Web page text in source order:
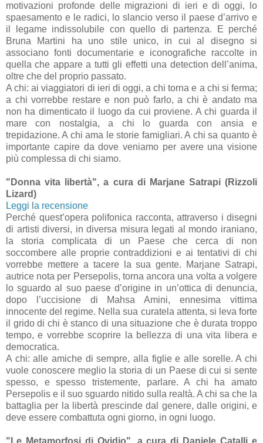
motivazioni profonde delle migrazioni di ieri e di oggi, lo
spaesamento e le radici, lo slancio verso il paese d’arrivo e
il legame indissolubile con quello di partenza. E perché
Bruna Martini ha uno stile unico, in cui al disegno si
associano fonti documentarie e iconografiche raccolte in
quella che appare a tutti gli effetti una detection dell’anima,
oltre che del proprio passato.
A chi: ai viaggiatori di ieri di oggi, a chi torna e a chi si ferma;
a chi vorrebbe restare e non può farlo, a chi è andato ma
non ha dimenticato il luogo da cui proviene. A chi guarda il
mare con nostalgia, a chi lo guarda con ansia e
trepidazione. A chi ama le storie famigliari. A chi sa quanto è
importante capire da dove veniamo per avere una visione
più complessa di chi siamo.
"Donna vita libertà", a cura di Marjane Satrapi (Rizzoli
Lizard)
Leggi la recensione
Perché quest’opera polifonica racconta, attraverso i disegni
di artisti diversi, in diversa misura legati al mondo iraniano,
la storia complicata di un Paese che cerca di non
soccombere alle proprie contraddizioni e ai tentativi di chi
vorrebbe mettere a tacere la sua gente. Marjane Satrapi,
autrice nota per Persepolis, torna ancora una volta a volgere
lo sguardo al suo paese d’origine in un’ottica di denuncia,
dopo l’uccisione di Mahsa Amini, ennesima vittima
innocente del regime. Nella sua curatela attenta, si leva forte
il grido di chi è stanco di una situazione che è durata troppo
tempo, e vorrebbe scoprire la bellezza di una vita libera e
democratica.
A chi: alle amiche di sempre, alla figlie e alle sorelle. A chi
vuole conoscere meglio la storia di un Paese di cui si sente
spesso, e spesso tristemente, parlare. A chi ha amato
Persepolis e il suo sguardo nitido sulla realtà. A chi sa che la
battaglia per la libertà prescinde dal genere, dalle origini, e
deve essere combattuta ogni giorno, in ogni luogo.